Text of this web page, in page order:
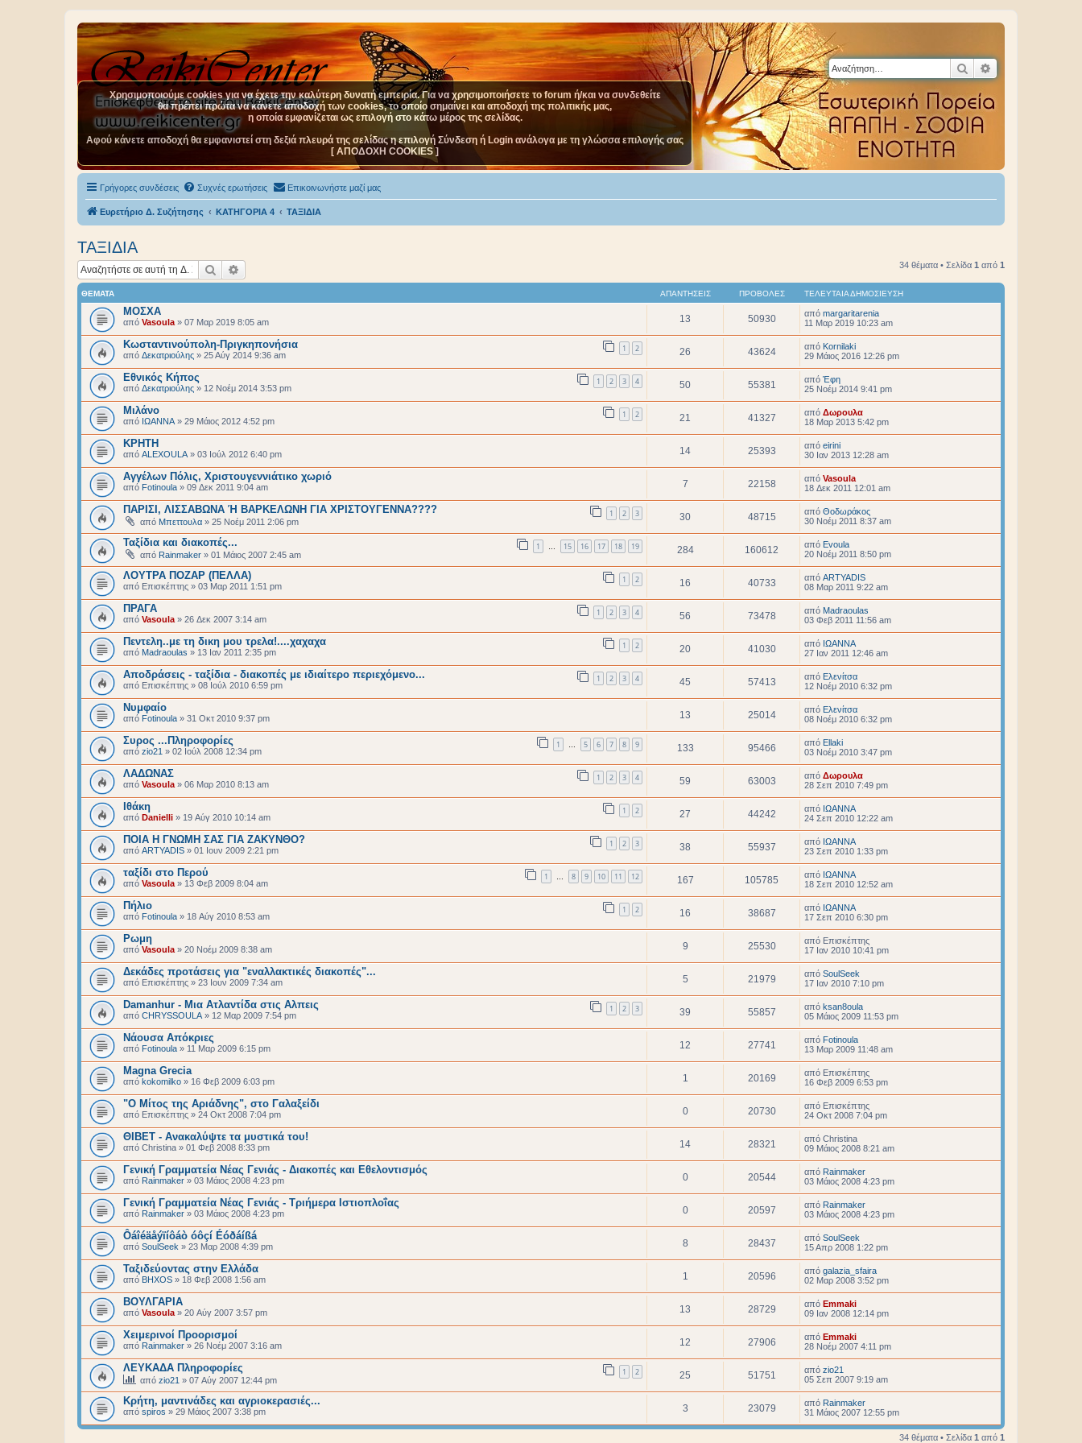
Αναζήτηση
Γρήγορες συνδέσεις Συχνές ερωτήσεις Επικοινωνήστε μαζί μας
Ευρετήριο Δ. Συζήτησης ΚΑΤΗΓΟΡΙΑ 4 ΤΑΞΙΔΙΑ
ΤΑΞΙΔΙΑ
Αναζήτηση 34 θέματα • Σελίδα 1 από 1
ΘΈΜΑΤΑ ΑΠΑΝΤΉΣΕΙΣ ΠΡΟΒΟΛΈΣ ΤΕΛΕΥΤΑΊΑ ΔΗΜΟΣΊΕΥΣΗ
ΜΟΣΧΑ
από Vasoula » 07 Μαρ 2019 8:05 am 13 50930 από margaritarenia
11 Μαρ 2019 10:23 am
Κωσταντινούπολη-Πριγκηπονήσια
από Δεκατριούλης » 25 Αύγ 2014 9:36 am
1 2 26 43624 από Kornilaki
29 Μάιος 2016 12:26 pm
Εθνικός Κήπος
από Δεκατριούλης » 12 Νοέμ 2014 3:53 pm
1 2 3 4 50 55381 από Έφη
25 Νοέμ 2014 9:41 pm
Μιλάνο
από ΙΩΑΝΝΑ » 29 Μάιος 2012 4:52 pm
1 2 21 41327 από Δωρουλα
18 Μαρ 2013 5:42 pm
ΚΡΗΤΗ
από ALEXOULA » 03 Ιούλ 2012 6:40 pm 14 25393 από eirini
30 Ιαν 2013 12:28 am
Αγγέλων Πόλις, Χριστουγεννιάτικο χωριό
από Fotinoula » 09 Δεκ 2011 9:04 am 7 22158 από Vasoula
18 Δεκ 2011 12:01 am
ΠΑΡΙΣΙ, ΛΙΣΣΑΒΩΝΑ Ή ΒΑΡΚΕΛΩΝΗ ΓΙΑ ΧΡΙΣΤΟΥΓΕΝΝΑ????
από Μπεττουλα » 25 Νοέμ 2011 2:06 pm
1 2 3 30 48715 από Θοδωράκος
30 Νοέμ 2011 8:37 am
Ταξίδια και διακοπές...
από Rainmaker » 01 Μάιος 2007 2:45 am
1 … 15 16 17 18 19 284 160612 από Evoula
20 Νοέμ 2011 8:50 pm
ΛΟΥΤΡΑ ΠΟΖΑΡ (ΠΕΛΛΑ)
από Επισκέπτης » 03 Μαρ 2011 1:51 pm
1 2 16 40733 από ARTYADIS
08 Μαρ 2011 9:22 am
ΠΡΑΓΑ
από Vasoula » 26 Δεκ 2007 3:14 am
1 2 3 4 56 73478 από Madraoulas
03 Φεβ 2011 11:56 am
Πεντελη..με τη δικη μου τρελα!....χαχαχα
από Madraoulas » 13 Ιαν 2011 2:35 pm
1 2 20 41030 από ΙΩΑΝΝΑ
27 Ιαν 2011 12:46 am
Αποδράσεις - ταξίδια - διακοπές με ιδιαίτερο περιεχόμενο...
από Επισκέπτης » 08 Ιούλ 2010 6:59 pm
1 2 3 4 45 57413 από Ελενίτσα
12 Νοέμ 2010 6:32 pm
Νυμφαίο
από Fotinoula » 31 Οκτ 2010 9:37 pm 13 25014 από Ελενίτσα
08 Νοέμ 2010 6:32 pm
Συρος ...Πληροφορίες
από zio21 » 02 Ιούλ 2008 12:34 pm
1 … 5 6 7 8 9 133 95466 από Ellaki
03 Νοέμ 2010 3:47 pm
ΛΑΔΩΝΑΣ
από Vasoula » 06 Μαρ 2010 8:13 am
1 2 3 4 59 63003 από Δωρουλα
28 Σεπ 2010 7:49 pm
Ιθάκη
από Danielli » 19 Αύγ 2010 10:14 am
1 2 27 44242 από ΙΩΑΝΝΑ
24 Σεπ 2010 12:22 am
ΠΟΙΑ Η ΓΝΩΜΗ ΣΑΣ ΓΙΑ ΖΑΚΥΝΘΟ?
από ARTYADIS » 01 Ιουν 2009 2:21 pm
1 2 3 38 55937 από ΙΩΑΝΝΑ
23 Σεπ 2010 1:33 pm
ταξίδι στο Περού
από Vasoula » 13 Φεβ 2009 8:04 am
1 … 8 9 10 11 12 167 105785 από ΙΩΑΝΝΑ
18 Σεπ 2010 12:52 am
Πήλιο
από Fotinoula » 18 Αύγ 2010 8:53 am
1 2 16 38687 από ΙΩΑΝΝΑ
17 Σεπ 2010 6:30 pm
Ρωμη
από Vasoula » 20 Νοέμ 2009 8:38 am 9 25530 από Επισκέπτης
17 Ιαν 2010 10:41 pm
Δεκάδες προτάσεις για "εναλλακτικές διακοπές"...
από Επισκέπτης » 23 Ιουν 2009 7:34 am 5 21979 από SoulSeek
17 Ιαν 2010 7:10 pm
Damanhur - Μια Ατλαντίδα στις Αλπεις
από CHRYSSOULA » 12 Μαρ 2009 7:54 pm
1 2 3 39 55857 από ksan8oula
05 Μάιος 2009 11:53 pm
Νάουσα Απόκριες
από Fotinoula » 11 Μαρ 2009 6:15 pm 12 27741 από Fotinoula
13 Μαρ 2009 11:48 am
Magna Grecia
από kokomilko » 16 Φεβ 2009 6:03 pm 1 20169 από Επισκέπτης
16 Φεβ 2009 6:53 pm
"Ο Μίτος της Αριάδνης", στο Γαλαξείδι
από Επισκέπτης » 24 Οκτ 2008 7:04 pm 0 20730 από Επισκέπτης
24 Οκτ 2008 7:04 pm
ΘΙΒΕΤ - Ανακαλύψτε τα μυστικά του!
από Christina » 01 Φεβ 2008 8:33 pm 14 28321 από Christina
09 Μάιος 2008 8:21 am
Γενική Γραμματεία Νέας Γενιάς - Διακοπές και Εθελοντισμός
από Rainmaker » 03 Μάιος 2008 4:23 pm 0 20544 από Rainmaker
03 Μάιος 2008 4:23 pm
Γενική Γραμματεία Νέας Γενιάς - Τριήμερα Ιστιοπλοΐας
από Rainmaker » 03 Μάιος 2008 4:23 pm 0 20597 από Rainmaker
03 Μάιος 2008 4:23 pm
Ôáîéäåýïíôáò óôçí Éóðáíßá
από SoulSeek » 23 Μαρ 2008 4:39 pm 8 28437 από SoulSeek
15 Απρ 2008 1:22 pm
Ταξιδεύοντας στην Ελλάδα
από BHXOS » 18 Φεβ 2008 1:56 am 1 20596 από galazia_sfaira
02 Μαρ 2008 3:52 pm
ΒΟΥΛΓΑΡΙΑ
από Vasoula » 20 Αύγ 2007 3:57 pm 13 28729 από Emmaki
09 Ιαν 2008 12:14 pm
Χειμερινοί Προορισμοί
από Rainmaker » 26 Νοέμ 2007 3:16 am 12 27906 από Emmaki
28 Νοέμ 2007 4:11 pm
ΛΕΥΚΑΔΑ Πληροφορίες
από zio21 » 07 Αύγ 2007 12:44 pm
1 2 25 51751 από zio21
05 Σεπ 2007 9:19 am
Κρήτη, μαντινάδες και αγριοκερασιές...
από spiros » 29 Μάιος 2007 3:38 pm 3 23079 από Rainmaker
31 Μάιος 2007 12:55 pm
34 θέματα • Σελίδα 1 από 1
Χρησιμοποιούμε cookies για να έχετε την καλύτερη δυνατή εμπειρία. Για να χρησιμοποιήσετε το forum ή/και να συνδεθείτε
θα πρέπει πρώτα να κάνετε αποδοχή των cookies, το οποίο σημαίνει και αποδοχή της πολιτικής μας,
η οποία εμφανίζεται ως επιλογή στο κάτω μέρος της σελίδας.
Αφού κάνετε αποδοχή θα εμφανιστεί στη δεξιά πλευρά της σελίδας η επιλογή Σύνδεση ή Login ανάλογα με τη γλώσσα επιλογής σας
[ ΑΠΟΔΟΧΗ COOKIES ]